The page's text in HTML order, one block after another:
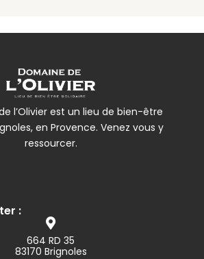
l’Olivier est un lieu de bien-être
en Provence. Venez vous y
ressourcer.
:
664 RD 35
83170 Brignoles